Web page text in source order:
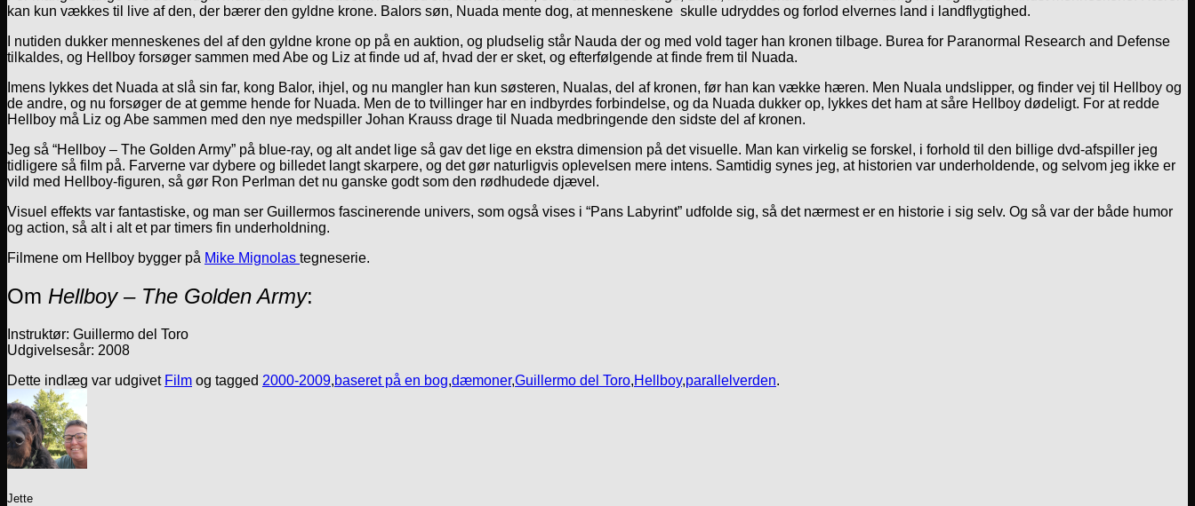
kan kun vækkes til live af den, der bærer den gyldne krone. Balors søn, Nuada mente dog, at menneskene skulle udryddes og forlod elvernes land i landflygtighed.
I nutiden dukker menneskenes del af den gyldne krone op på en auktion, og pludselig står Nauda der og med vold tager han kronen tilbage. Burea for Paranormal Research and Defense
tilkaldes, og Hellboy forsøger sammen med Abe og Liz at finde ud af, hvad der er sket, og efterfølgende at finde frem til Nuada.
Imens lykkes det Nuada at slå sin far, kong Balor, ihjel, og nu mangler han kun søsteren, Nualas, del af kronen, før han kan vække hæren. Men Nuala undslipper, og finder vej til Hellboy og
de andre, og nu forsøger de at gemme hende for Nuada. Men de to tvillinger har en indbyrdes forbindelse, og da Nuada dukker op, lykkes det ham at såre Hellboy dødeligt. For at redde
Hellboy må Liz og Abe sammen med den nye medspiller Johan Krauss drage til Nuada medbringende den sidste del af kronen.
Jeg så “Hellboy – The Golden Army” på blue-ray, og alt andet lige så gav det lige en ekstra dimension på det visuelle. Man kan virkelig se forskel, i forhold til den billige dvd-afspiller jeg
tidligere så film på. Farverne var dybere og billedet langt skarpere, og det gør naturligvis oplevelsen mere intens. Samtidig synes jeg, at historien var underholdende, og selvom jeg ikke er
vild med Hellboy-figuren, så gør Ron Perlman det nu ganske godt som den rødhudede djævel.
Visuel effekts var fantastiske, og man ser Guillermos fascinerende univers, som også vises i “Pans Labyrint” udfolde sig, så det nærmest er en historie i sig selv. Og så var der både humor
og action, så alt i alt et par timers fin underholdning.
Filmene om Hellboy bygger på Mike Mignolas tegneserie.
Om Hellboy – The Golden Army:
Instruktør: Guillermo del Toro
Udgivelsesår: 2008
Dette indlæg var udgivet Film og tagged 2000-2009,baseret på en bog,dæmoner,Guillermo del Toro,Hellboy,parallelverden.
Jette